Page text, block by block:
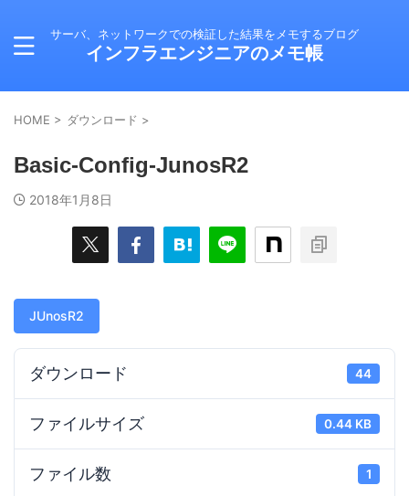
サーバ、ネットワークでの検証した結果をメモするブログ
インフラエンジニアのメモ帳
HOME > ダウンロード >
Basic-Config-JunosR2
2018年1月8日
JUnosR2
ダウンロード 44
ファイルサイズ 0.44 KB
ファイル数 1